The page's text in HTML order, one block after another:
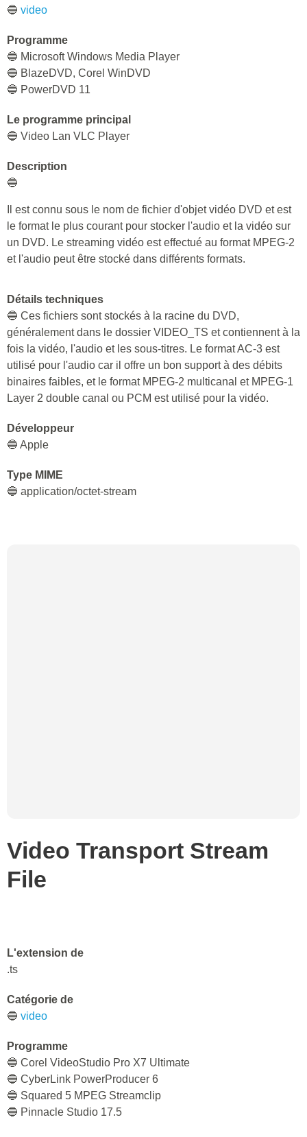
🔵 video
Programme
🔵 Microsoft Windows Media Player
🔵 BlazeDVD, Corel WinDVD
🔵 PowerDVD 11
Le programme principal
🔵 Video Lan VLC Player
Description
🔵
Il est connu sous le nom de fichier d'objet vidéo DVD et est
le format le plus courant pour stocker l'audio et la vidéo sur
un DVD. Le streaming vidéo est effectué au format MPEG-2
et l'audio peut être stocké dans différents formats.
Détails techniques
🔵 Ces fichiers sont stockés à la racine du DVD,
généralement dans le dossier VIDEO_TS et contiennent à la
fois la vidéo, l'audio et les sous-titres. Le format AC-3 est
utilisé pour l'audio car il offre un bon support à des débits
binaires faibles, et le format MPEG-2 multicanal et MPEG-1
Layer 2 double canal ou PCM est utilisé pour la vidéo.
Développeur
🔵 Apple
Type MIME
🔵 application/octet-stream
Video Transport Stream
File
L'extension de
.ts
Catégorie de
🔵 video
Programme
🔵 Corel VideoStudio Pro X7 Ultimate
🔵 CyberLink PowerProducer 6
🔵 Squared 5 MPEG Streamclip
🔵 Pinnacle Studio 17.5